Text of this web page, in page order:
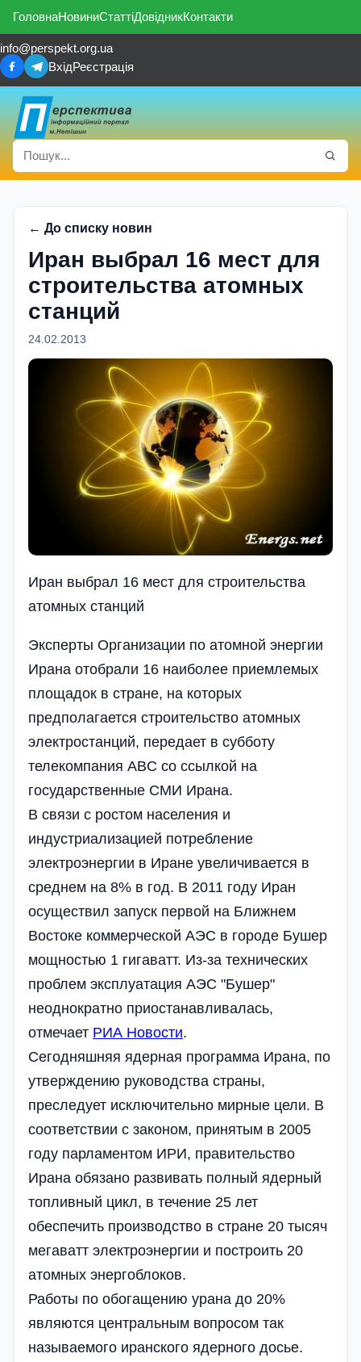
ГоловнаНовиниСтаттіДовідникКонтакти
info@perspekt.org.ua
ВхідРеєстрація
← До списку новин
Иран выбрал 16 мест для
строительства атомных
станций
24.02.2013
Иран выбрал 16 мест для строительства
атомных станций
Эксперты Организации по атомной энергии
Ирана отобрали 16 наиболее приемлемых
площадок в стране, на которых
предполагается строительство атомных
электростанций, передает в субботу
телекомпания ABC со ссылкой на
государственные СМИ Ирана.
В связи с ростом населения и
индустриализацией потребление
электроэнергии в Иране увеличивается в
среднем на 8% в год. В 2011 году Иран
осуществил запуск первой на Ближнем
Востоке коммерческой АЭС в городе Бушер
мощностью 1 гигаватт. Из-за технических
проблем эксплуатация АЭС "Бушер"
неоднократно приостанавливалась,
отмечает РИА Новости.
Сегодняшняя ядерная программа Ирана, по
утверждению руководства страны,
преследует исключительно мирные цели. В
соответствии с законом, принятым в 2005
году парламентом ИРИ, правительство
Ирана обязано развивать полный ядерный
топливный цикл, в течение 25 лет
обеспечить производство в стране 20 тысяч
мегаватт электроэнергии и построить 20
атомных энергоблоков.
Работы по обогащению урана до 20%
являются центральным вопросом так
называемого иранского ядерного досье.